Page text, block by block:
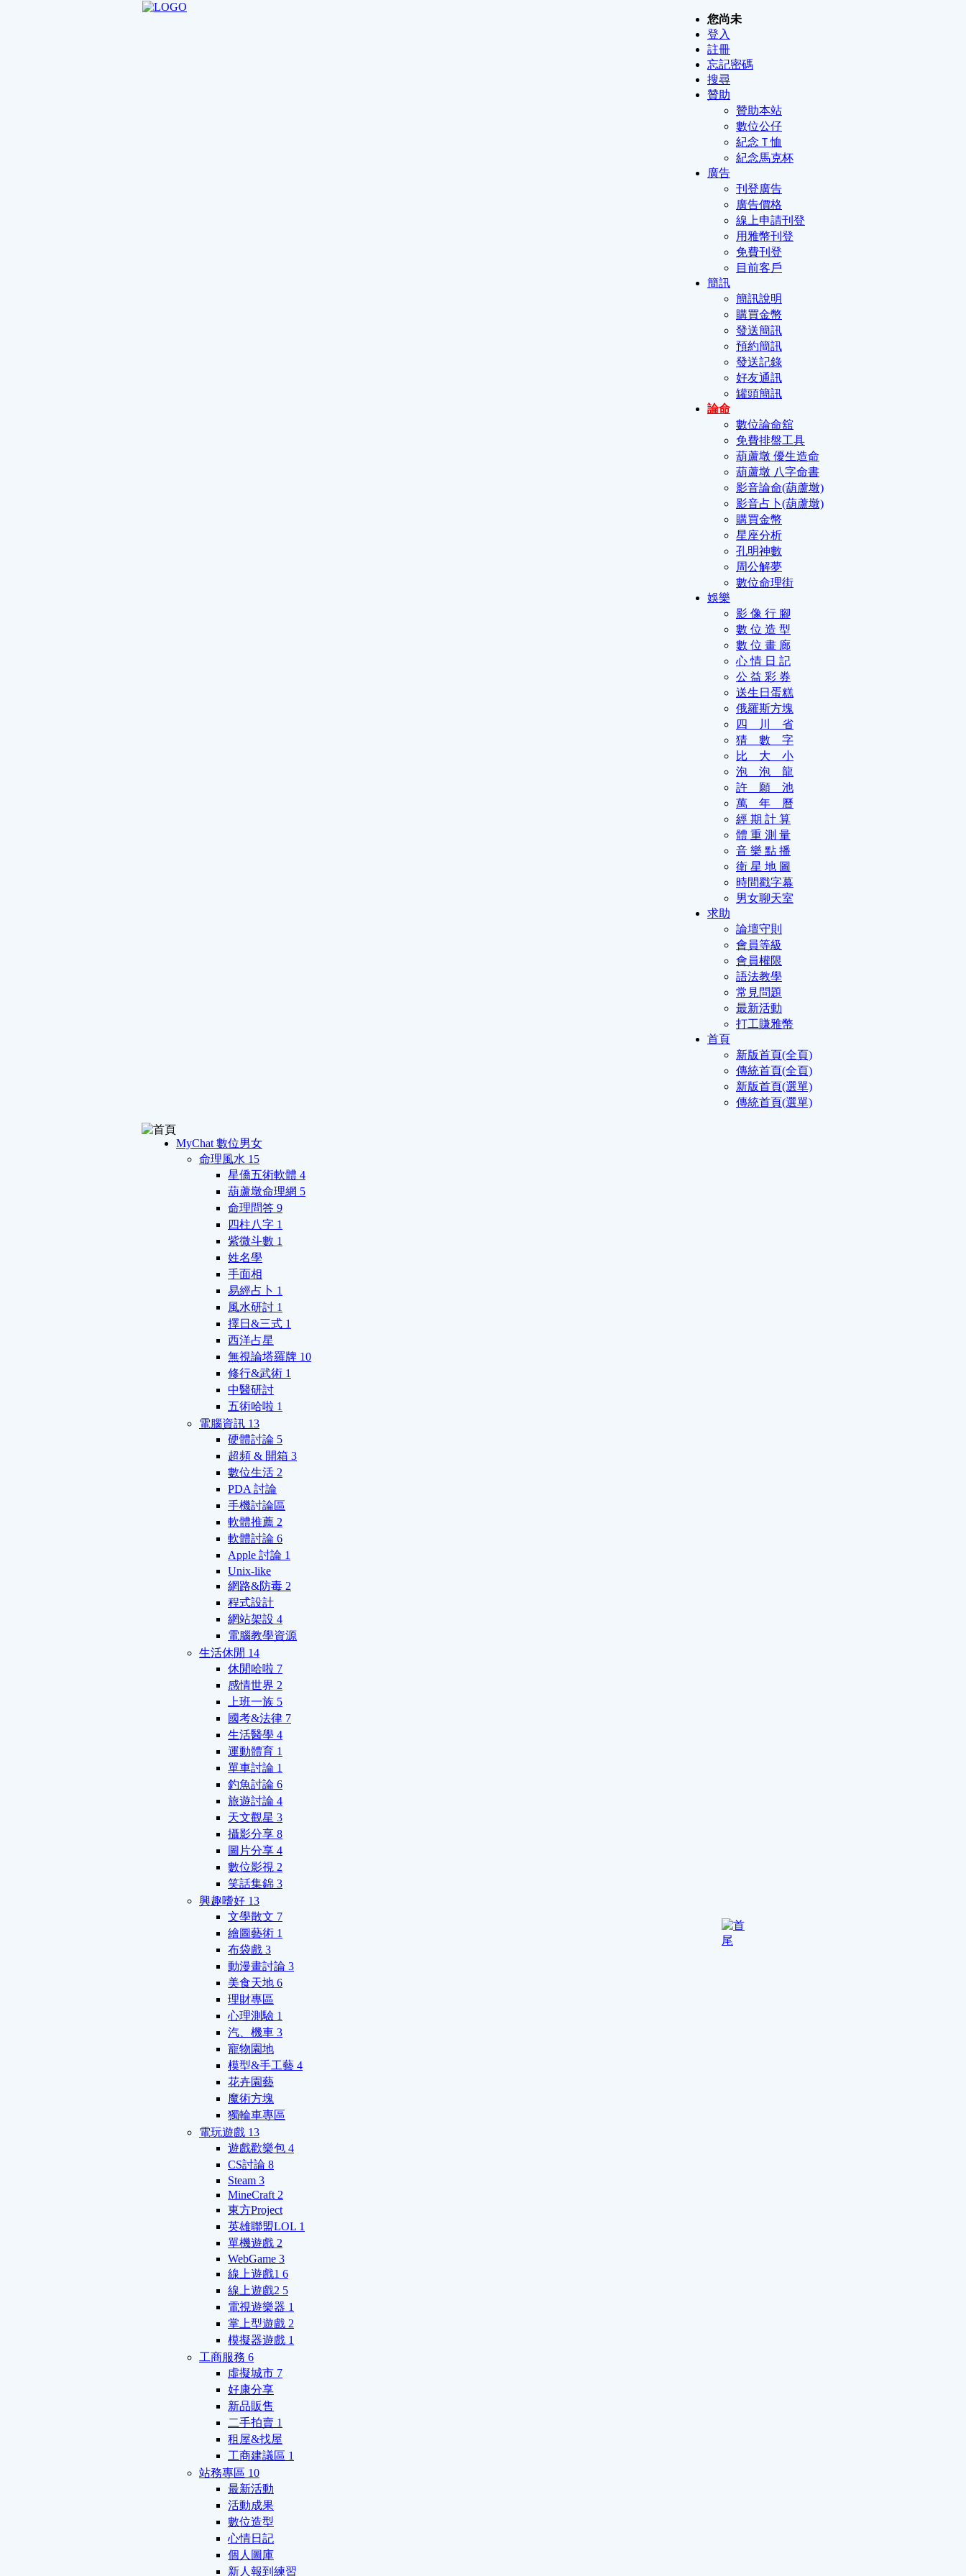
您尚未
登入
註冊
忘記密碼
搜尋
贊助
贊助本站
數位公仔
紀念Ｔ恤
紀念馬克杯
廣告
刊登廣告
廣告價格
線上申請刊登
用雅幣刊登
免費刊登
目前客戶
簡訊
簡訊說明
購買金幣
發送簡訊
預約簡訊
發送記錄
好友通訊
罐頭簡訊
論命
數位論命舘
免費排盤工具
葫蘆墩 優生造命
葫蘆墩 八字命書
影音論命(葫蘆墩)
影音占卜(葫蘆墩)
購買金幣
星座分析
孔明神數
周公解夢
數位命理街
娛樂
影 像 行 腳
數 位 造 型
數 位 畫 廊
心 情 日 記
公 益 彩 券
送生日蛋糕
俄羅斯方塊
四 川 省
猜 數 字
比 大 小
泡 泡 龍
許 願 池
萬 年 曆
經 期 計 算
體 重 測 量
音 樂 點 播
衛 星 地 圖
時間戳字幕
男女聊天室
求助
論壇守則
會員等級
會員權限
語法教學
常見問題
最新活動
打工賺雅幣
首頁
新版首頁(全頁)
傳統首頁(全頁)
新版首頁(選單)
傳統首頁(選單)
MyChat 數位男女
命理風水 15
星僑五術軟體 4
葫蘆墩命理網 5
命理問答 9
四柱八字 1
紫微斗數 1
姓名學
手面相
易經占卜 1
風水研討 1
擇日&三式 1
西洋占星
無視論塔羅牌 10
修行&武術 1
中醫研討
五術哈啦 1
電腦資訊 13
硬體討論 5
超頻 & 開箱 3
數位生活 2
PDA 討論
手機討論區
軟體推薦 2
軟體討論 6
Apple 討論 1
Unix-like
網路&防毒 2
程式設計
網站架設 4
電腦教學資源
生活休閒 14
休閒哈啦 7
感情世界 2
上班一族 5
國考&法律 7
生活醫學 4
運動體育 1
單車討論 1
釣魚討論 6
旅遊討論 4
天文觀星 3
攝影分享 8
圖片分享 4
數位影視 2
笑話集錦 3
興趣嗜好 13
文學散文 7
繪圖藝術 1
布袋戲 3
動漫畫討論 3
美食天地 6
理財專區
心理測驗 1
汽、機車 3
寵物園地
模型&手工藝 4
花卉園藝
魔術方塊
獨輪車專區
電玩遊戲 13
遊戲歡樂包 4
CS討論 8
Steam 3
MineCraft 2
東方Project
英雄聯盟LOL 1
單機遊戲 2
WebGame 3
線上遊戲1 6
線上遊戲2 5
電視遊樂器 1
掌上型遊戲 2
模擬器遊戲 1
工商服務 6
虛擬城市 7
好康分享
新品販售
二手拍賣 1
租屋&找屋
工商建議區 1
站務專區 10
最新活動
活動成果
數位造型
心情日記
個人圖庫
新人報到練習